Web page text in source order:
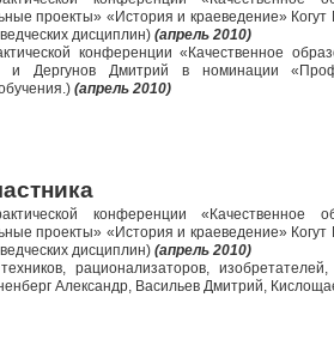
проекты» «История и краеведение»
дисциплин) (апрель 2010)
конференции «Качественное
и Дергунов Дмитрий в номинации
(апрель 2010)
конференции
проекты» «История и краеведение»
дисциплин) (апрель 2010)
техников, рационализаторов,
Александр, Васильев Дмитрий,